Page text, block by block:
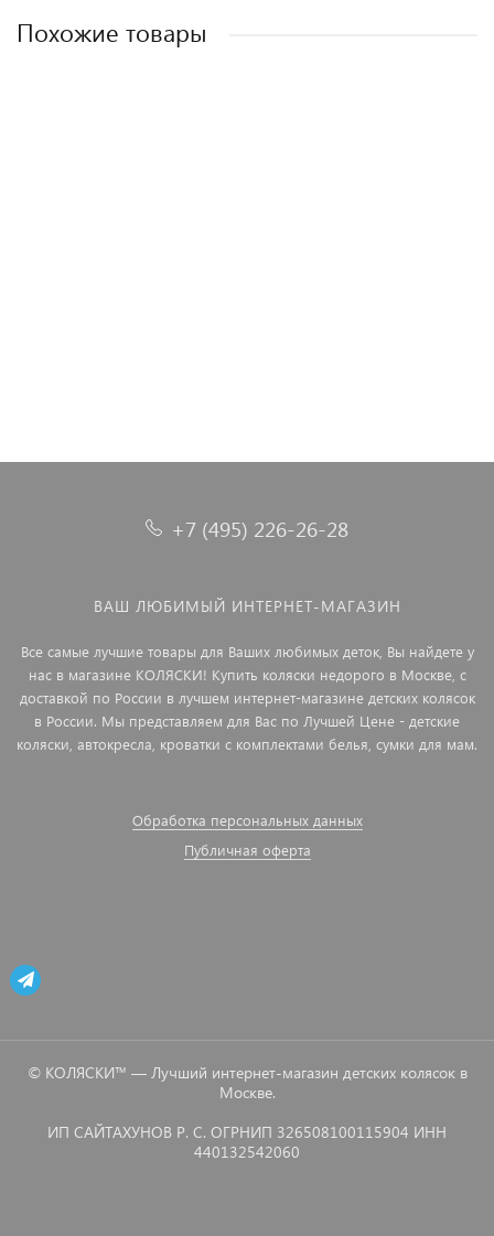
Похожие товары
+7 (495) 226-26-28
ВАШ ЛЮБИМЫЙ ИНТЕРНЕТ-МАГАЗИН
Все самые лучшие товары для Ваших любимых деток, Вы найдете у
нас в магазине КОЛЯСКИ! Купить коляски недорого в Москве, с
доставкой по России в лучшем интернет-магазине детских колясок
в России. Мы представляем для Вас по Лучшей Цене - детские
коляски, автокресла, кроватки с комплектами белья, сумки для мам.
Обработка персональных данных
Публичная оферта
© КОЛЯСКИ™ — Лучший интернет-магазин детских колясок в
Москве.
ИП САЙТАХУНОВ Р. С. ОГРНИП 326508100115904 ИНН
440132542060